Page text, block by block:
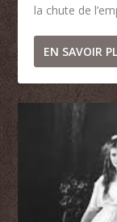
la chute de
EN SAVOIR